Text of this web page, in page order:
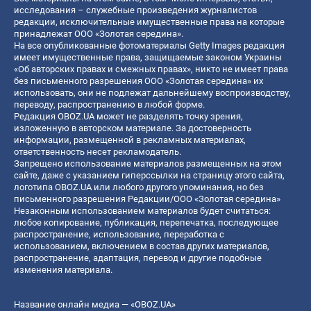
исследования – служебные произведения журналистов
редакции, исключительные имущественные права на которые
принадлежат ООО «Золотая середина».
На все опубликованные фотоматериалы Getty Images редакция
имеет имущественные права, защищаемые законом Украины
«Об авторских правах и смежных правах», никто не имеет права
без письменного разрешения ООО «Золотая середина» их
использовать, они не подлежат дальнейшему воспроизводству,
переводу, распространению в любой форме.
Редакция OBOZ.UA может не разделять точку зрения,
изложенную в авторском материале. За достоверность
информации, размещенной в рекламных материалах,
ответственность несет рекламодатель.
Запрещено использование материалов размещенных на этом
сайте, даже с указанием гиперссылки на страницу этого сайта,
логотипа OBOZ.UA или любого другого упоминания, но без
письменного разрешения Редакции/ООО «Золотая середина»
Незаконным использованием материалов будет считаться:
любое копирование, публикация, перепечатка, последующее
распространение, использование, переработка с
использованием, включением в состав других материалов,
распространение, адаптация, перевод и другие подобные
изменения материала.
Название онлайн медиа — «OBOZ.UA»